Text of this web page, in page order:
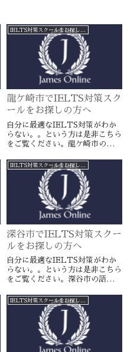
IELTS対策スクールをお探しの方へ
龍ケ崎市でIELTS対策スク
ールをお探しの方へ
自分に最適なIELTS対策がわか
らない。。という方は是非こちら
をご覧ください。龍ケ崎市の語学
ンラインのIELTS対策ならより
確実に目標達成が近づきます。海
外留学や移住をお考えの方や国内
大学受験を有利に進めたい方に是
IELTS対策スクールをお探しの方へ
深谷市でIELTS対策スクー
ルをお探しの方へ
自分に最適なIELTS対策がわか
らない。。という方は是非こちら
をご覧ください。深谷市の語学ス
ラインのIELTS対策ならより確
実に目標達成が近づきます。海外
留学や移住をお考えの方や国内大
学受験を有利に進めたい方に是
IELTS対策スクールをお探しの方へ